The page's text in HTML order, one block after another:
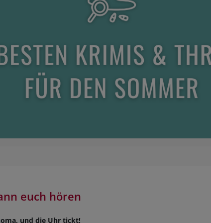
POLITIK & WIRTSCHAFT & GESELLSCHAFT
BÜCHER AUS DEM TYROLIA-VERLAG
euch hören
und die Uhr tickt!